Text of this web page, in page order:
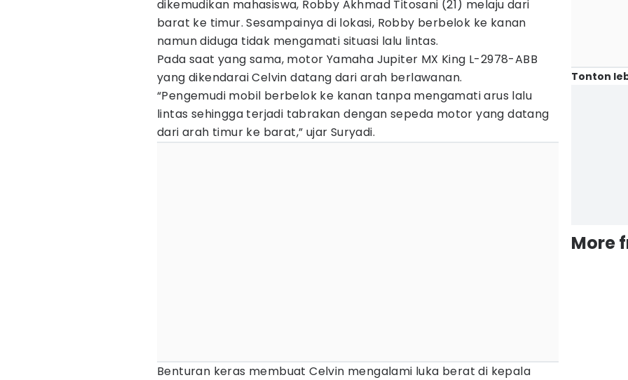
dikemudikan mahasiswa, Robby Akhmad Titosani (21) melaju dari
barat ke timur. Sesampainya di lokasi, Robby berbelok ke kanan
namun diduga tidak mengamati situasi lalu lintas.
Pada saat yang sama, motor Yamaha Jupiter MX King L-2978-ABB
yang dikendarai Celvin datang dari arah berlawanan.
“Pengemudi mobil berbelok ke kanan tanpa mengamati arus lalu
lintas sehingga terjadi tabrakan dengan sepeda motor yang datang
dari arah timur ke barat,” ujar Suryadi.
Benturan keras membuat Celvin mengalami luka berat di kepala
Tonton
More